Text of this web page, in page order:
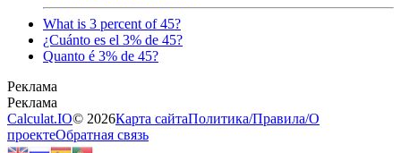
What is 3 percent of 45?
¿Cuánto es el 3% de 45?
Quanto é 3% de 45?
Calculat.IO© 2026Карта сайтаПолитика/Правила/О
проектеОбратная связь